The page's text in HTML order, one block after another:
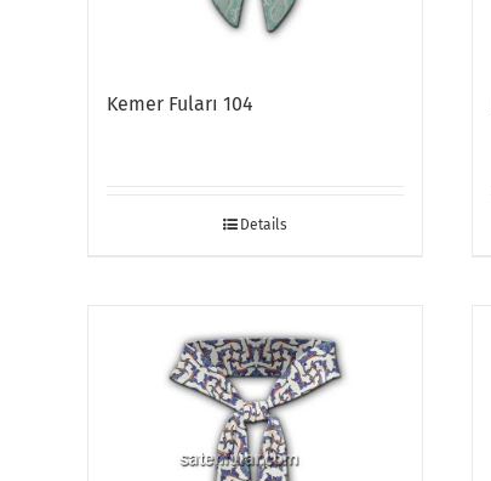
Kemer Fuları 104
Details